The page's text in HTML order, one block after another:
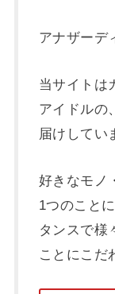
アナザーデ
当サイトは
アイドルの
届けしてい
好きなモノ
1つのこと
タンスで様
ことにこだ